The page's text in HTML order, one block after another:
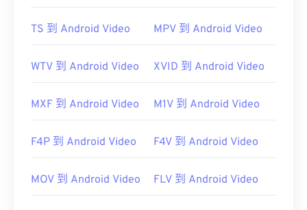
TS 到 Android Video MPV 到 Android Video
WTV 到 Android Video XVID 到 Android Video
MXF 到 Android Video M1V 到 Android Video
F4P 到 Android Video F4V 到 Android Video
MOV 到 Android Video FLV 到 Android Video